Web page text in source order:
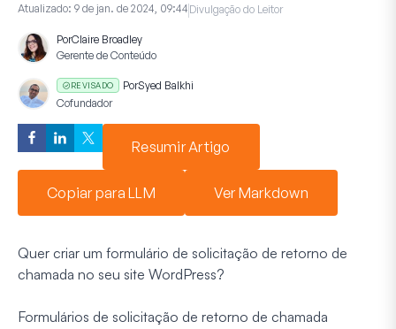
Atualizado: 9 de jan. de 2024, 09:44 Divulgação do Leitor
PorClaire Broadley
Gerente de Conteúdo
REVISADO PorSyed Balkhi
Cofundador
Resumir Artigo
Copiar para LLM Ver Markdown
Quer criar um formulário de solicitação de retorno de
chamada no seu site WordPress?
Formulários de solicitação de retorno de chamada